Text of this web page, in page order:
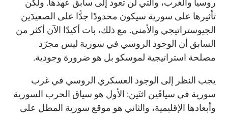
تأثيرها على سورية سيكون محدودًا جدًّا على الصعيدَين
الجيوستراتيجي والأمني. مع ذلك، بات أكيدًا الآن أكثر من
السابق أن الوجود الروسي في سورية ليس مجرّد
مصلحة استراتيجية لموسكو بل هو ضرورة وجودية.
يجب النظر إلى الوجود العسكري الروسي في غرب
سورية في سياقَين اثنَين: الأول هو سياق الحرب السورية
وأبعادها الإقليمية، والثاني هو موقع سورية المطل على